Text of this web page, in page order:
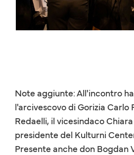
Note aggiunte: All'incontro
l'arcivescovo di Gorizia Carlo
Redaelli, il vicesindaco
presidente del Kulturni
Presente anche don Bogdan